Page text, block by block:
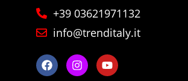
+39 03621971132
info@trenditaly.it